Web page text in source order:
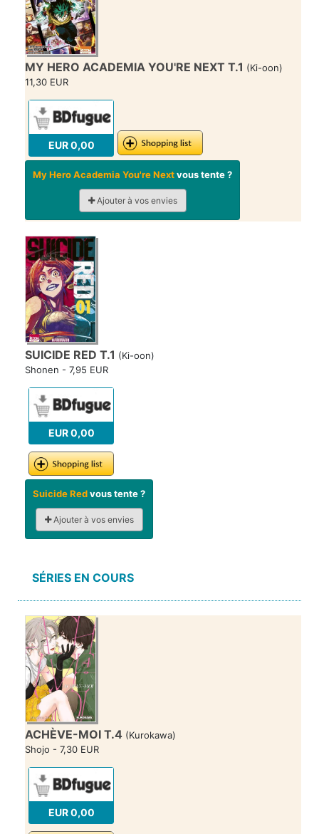
MY HERO ACADEMIA YOU'RE NEXT T.1 (Ki-oon)
11,30 EUR
EUR 0,00
My Hero Academia You're Nextvous tente ?
Ajouter à vos envies
SUICIDE RED T.1 (Ki-oon)
Shonen - 7,95 EUR
EUR 0,00
Suicide Redvous tente ?
Ajouter à vos envies
SÉRIES EN COURS
ACHÈVE-MOI T.4 (Kurokawa)
Shojo - 7,30 EUR
EUR 0,00